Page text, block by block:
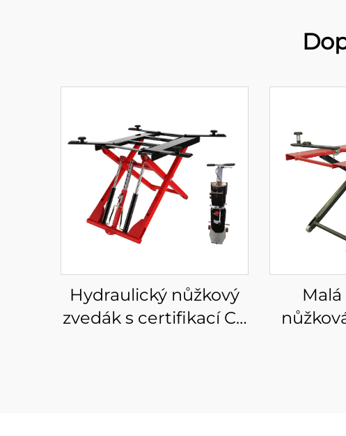
Hydraulický nůžkový
zvedák s certifikací CE